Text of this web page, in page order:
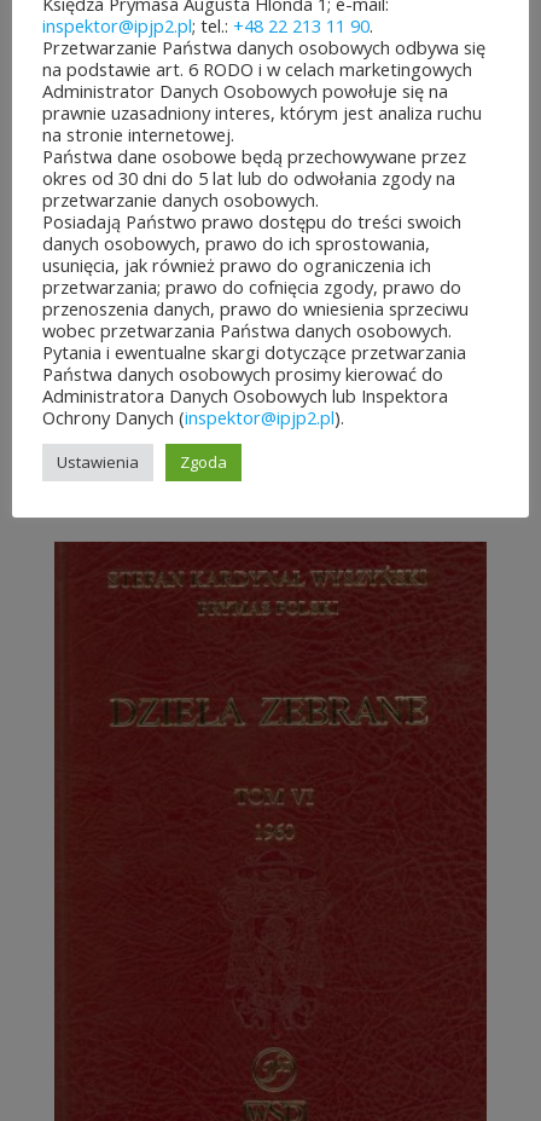
DZIEŁA ZEBRANE. T. 7, 1961
60,00zł
inspektor@ipjp2.pl; tel.: +48 22 213 11 90.
Przetwarzanie Państwa danych osobowych odbywa się
na podstawie art. 6 RODO i w celach marketingowych
Administrator Danych Osobowych powołuje się na
prawnie uzasadniony interes, którym jest analiza ruchu
na stronie internetowej.
Państwa dane osobowe będą przechowywane przez
okres od 30 dni do 5 lat lub do odwołania zgody na
przetwarzanie danych osobowych.
Posiadają Państwo prawo dostępu do treści swoich
danych osobowych, prawo do ich sprostowania,
usunięcia, jak również prawo do ograniczenia ich
przetwarzania; prawo do cofnięcia zgody, prawo do
przenoszenia danych, prawo do wniesienia sprzeciwu
wobec przetwarzania Państwa danych osobowych.
Pytania i ewentualne skargi dotyczące przetwarzania
Państwa danych osobowych prosimy kierować do
Administratora Danych Osobowych lub Inspektora
Ochrony Danych (inspektor@ipjp2.pl).
Ustawienia Zgoda